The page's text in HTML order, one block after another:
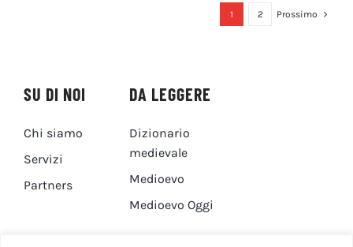
1 2 Prossimo
SU DI NOI
Chi siamo
Servizi
Partners
DA LEGGERE
Dizionario
medievale
Medioevo
Medioevo Oggi